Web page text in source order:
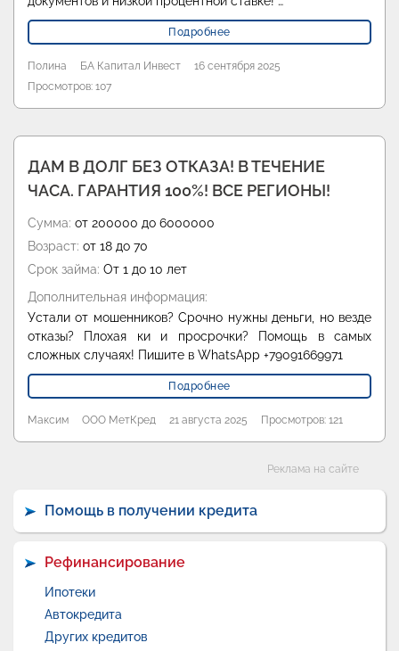
Подробнее
Полина БА Капитал Инвест
16 сентября 2025
Просмотров: 107
ДАМ В ДОЛГ БЕЗ ОТКАЗА! В ТЕЧЕНИЕ
ЧАСА. ГАРАНТИЯ 100%! ВСЕ РЕГИОНЫ!
Сумма: от 200000 до 6000000
Возраст: от 18 до 70
Срок займа: От 1 до 10 лет
Дополнительная информация:
Устали от мошенников? Срочно нужны деньги, но везде
отказы? Плохая ки и просрочки? Помощь в самых
сложных случаях! Пишите в WhatsApp +79091669971
Подробнее
Максим ООО МетКред 21 августа 2025 Просмотров: 121
Реклама на сайте
Помощь в получении кредита
Рефинансирование
Ипотеки
Автокредита
Других кредитов